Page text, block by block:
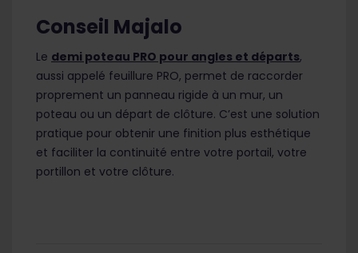
Conseil Majalo
Le demi poteau PRO pour angles et départs,
aussi appelé feuillure PRO, permet de raccorder
proprement un panneau rigide à un mur, un
poteau ou un départ de clôture. C’est une solution
pratique pour obtenir une finition plus esthétique
et faciliter la continuité entre votre portail, votre
portillon et votre clôture.